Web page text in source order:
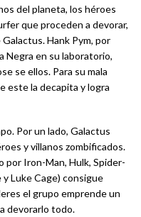
del planeta, los héroes
que proceden a devorar,
Hank Pym, por
Negra en su laboratorio,
se ellos. Para su mala
este la decapita y logra
Por un lado, Galactus
y villanos zombificados.
por Iron-Man, Hulk, Spider-
Luke Cage) consigue
el grupo emprende un
devorarlo todo.